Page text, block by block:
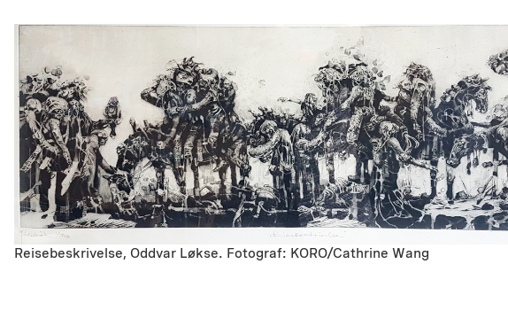
Reisebeskrivelse, Oddvar Løkse. Fotograf: KORO/Cathrine Wang